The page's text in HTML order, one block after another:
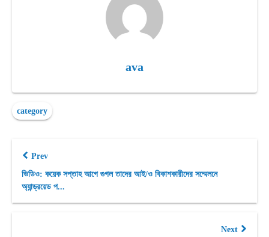
ava
category
Prev
ভিডিও: কয়েক সপ্তাহ আগে গুগল তাদের আই/ও বিকাশকারীদের সম্মেলনে
অ্যান্ড্রয়েড প...
Next